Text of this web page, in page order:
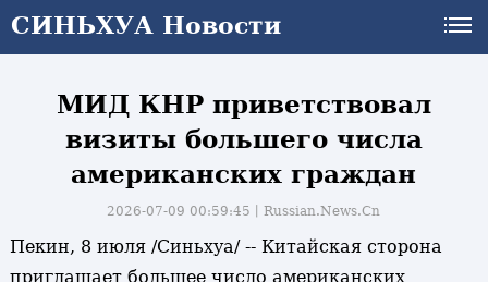
СИНЬХУА Новости
СИНЬХУА Новости
МИД КНР приветствовал
визиты большего числа
американских граждан
2026-07-09 00:59:45丨Russian.News.Cn
Пекин, 8 июля /Синьхуа/ -- Китайская сторона
приглашает большее число американских